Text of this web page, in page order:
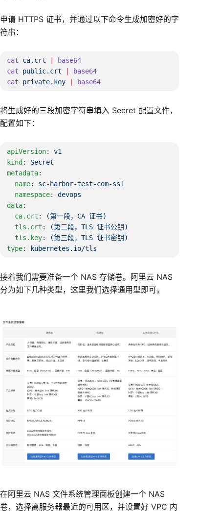
申请 HTTPS 证书，并通过以下命令生成加密好的字
符串：
cat ca.crt
cat public.crt
cat private.key
将生成好的三段加密字符串填入 Secret 配置文件，
配置如下：
apiVersion:
kind :
metadata
  name
:
  namespace
:
data
  ca.crt
:
  tls.crt
:
  tls.key
:
type:
接着我们需要准备一个 NAS 存储卷。阿里云 NAS
分为如下几种类型，这里我们选择通用型即可。
在阿里云 NAS 文件系统管理面板创建一个 NAS
卷，选择离服务器最近的可用区，并设置好 VPC 内